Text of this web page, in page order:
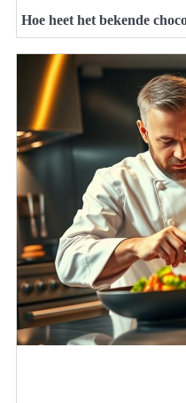
Hoe heet het bekende